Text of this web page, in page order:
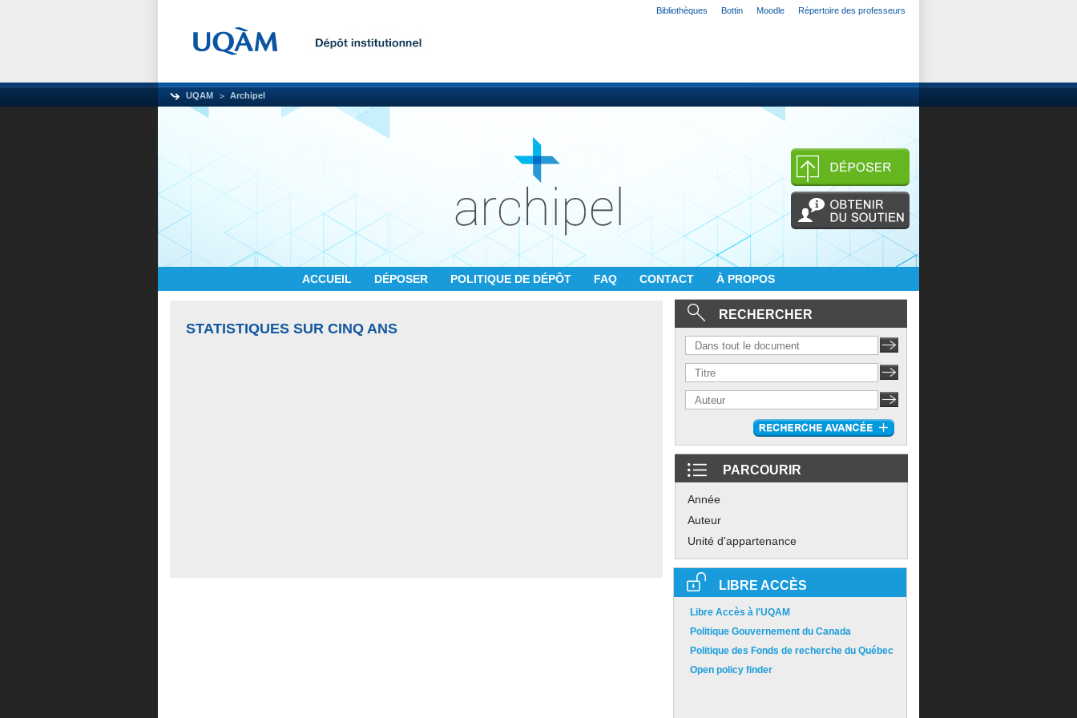
Bibliothèques Bottin Moodle Répertoire des professeurs
UQAM Archipel
ACCUEIL DÉPOSER POLITIQUE DE DÉPÔT FAQ CONTACT À PROPOS
STATISTIQUES SUR CINQ ANS
RECHERCHER
PARCOURIR
Année
Auteur
Unité d'appartenance
LIBRE ACCÈS
Libre Accès à l'UQAM
Politique Gouvernement du Canada
Politique des Fonds de recherche du Québec
Open policy finder